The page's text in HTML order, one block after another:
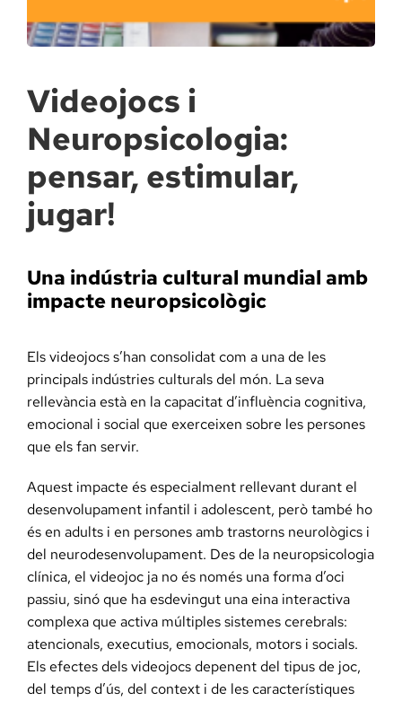
Videojocs i
Neuropsicologia:
pensar, estimular,
jugar!
Una indústria cultural mundial amb
impacte neuropsicològic
Els videojocs s’han consolidat com a una de les
principals indústries culturals del món. La seva
rellevància està en la capacitat d’influència cognitiva,
emocional i social que exerceixen sobre les persones
que els fan servir.
Aquest impacte és especialment rellevant durant el
desenvolupament infantil i adolescent, però també ho
és en adults i en persones amb trastorns neurològics i
del neurodesenvolupament. Des de la neuropsicologia
clínica, el videojoc ja no és només una forma d’oci
passiu, sinó que ha esdevingut una eina interactiva
complexa que activa múltiples sistemes cerebrals:
atencionals, executius, emocionals, motors i socials.
Els efectes dels videojocs depenent del tipus de joc,
del temps d’ús, del context i de les característiques